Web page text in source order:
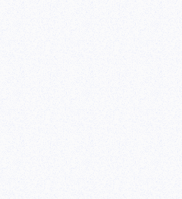
without time zone,ord_acp_crr